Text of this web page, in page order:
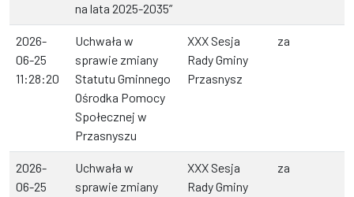
na lata 2025-2035”
2026-
06-25
11:28:20
Uchwała w
sprawie zmiany
Statutu Gminnego
Ośrodka Pomocy
Społecznej w
Przasnyszu
XXX Sesja
Rady Gminy
Przasnysz
za
2026-
06-25
Uchwała w
sprawie zmiany
XXX Sesja
Rady Gminy
za